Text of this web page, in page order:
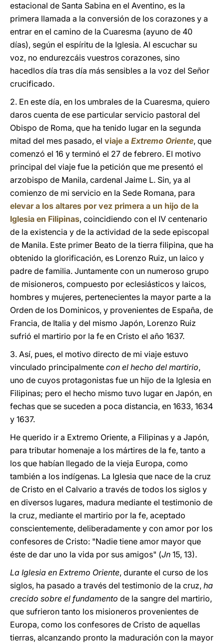
estacional de Santa Sabina en el Aventino, es la
primera llamada a la conversión de los corazones y a
entrar en el camino de la Cuaresma (ayuno de 40
días), según el espíritu de la Iglesia. Al escuchar su
voz, no endurezcáis vuestros corazones, sino
hacedlos día tras día más sensibles a la voz del Señor
crucificado.
2. En este día, en los umbrales de la Cuaresma, quiero
daros cuenta de ese particular servicio pastoral del
Obispo de Roma, que ha tenido lugar en la segunda
mitad del mes pasado, el viaje a Extremo Oriente, que
comenzó el 16 y terminó el 27 de febrero. El motivo
principal del viaje fue la petición que me presentó el
arzobispo de Manila, cardenal Jaime L. Sin, ya al
comienzo de mi servicio en la Sede Romana, para
elevar a los altares por vez primera a un hijo de la
Iglesia en Filipinas, coincidiendo con el IV centenario
de la existencia y de la actividad de la sede episcopal
de Manila. Este primer Beato de la tierra filipina, que ha
obtenido la glorificación, es Lorenzo Ruiz, un laico y
padre de familia. Juntamente con un numeroso grupo
de misioneros, compuesto por eclesiásticos y laicos,
hombres y mujeres, pertenecientes la mayor parte a la
Orden de los Dominicos, y provenientes de España, de
Francia, de Italia y del mismo Japón, Lorenzo Ruiz
sufrió el martirio por la fe en Cristo el año 1637.
3. Así, pues, el motivo directo de mi viaje estuvo
vinculado principalmente con el hecho del martirio,
uno de cuyos protagonistas fue un hijo de la Iglesia en
Filipinas; pero el hecho mismo tuvo lugar en Japón, en
fechas que se suceden a poca distancia, en 1633, 1634
y 1637.
He querido ir a Extremo Oriente, a Filipinas y a Japón,
para tributar homenaje a los mártires de la fe, tanto a
los que habían llegado de la vieja Europa, como
también a los indígenas. La Iglesia que nace de la cruz
de Cristo en el Calvario a través de todos los siglos y
en diversos lugares, madura mediante el testimonio de
la cruz, mediante el martirio por la fe, aceptado
conscientemente, deliberadamente y con amor por los
confesores de Cristo: "Nadie tiene amor mayor que
éste de dar uno la vida por sus amigos" (Jn 15, 13).
La Iglesia en Extremo Oriente, durante el curso de los
siglos, ha pasado a través del testimonio de la cruz, ha
crecido sobre el fundamento de la sangre del martirio,
que sufrieron tanto los misioneros provenientes de
Europa, como los confesores de Cristo de aquellas
tierras, alcanzando pronto la maduración con la mayor